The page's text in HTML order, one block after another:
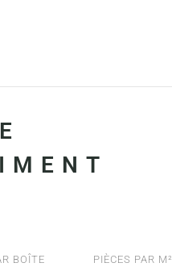
BOÎTE PIÈCES PAR M²